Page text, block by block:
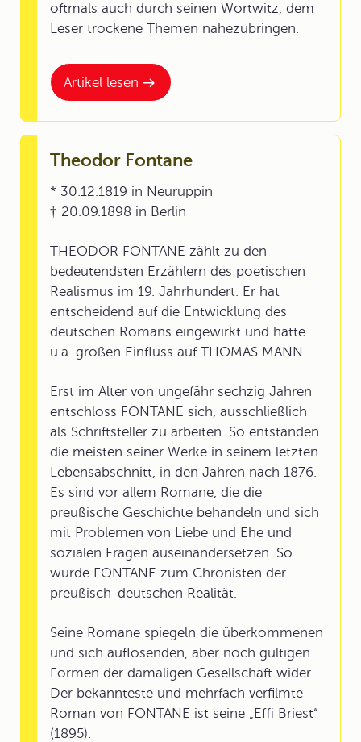
Artikel lesen
oftmals auch durch seinen Wortwitz, dem
Leser trockene Themen nahezubringen.
Theodor Fontane
* 30.12.1819 in Neuruppin
† 20.09.1898 in Berlin
THEODOR FONTANE zählt zu den
bedeutendsten Erzählern des poetischen
Realismus im 19. Jahrhundert. Er hat
entscheidend auf die Entwicklung des
deutschen Romans eingewirkt und hatte
u.a. großen Einfluss auf THOMAS MANN.
Erst im Alter von ungefähr sechzig Jahren
entschloss FONTANE sich, ausschließlich
als Schriftsteller zu arbeiten. So entstanden
die meisten seiner Werke in seinem letzten
Lebensabschnitt, in den Jahren nach 1876.
Es sind vor allem Romane, die die
preußische Geschichte behandeln und sich
mit Problemen von Liebe und Ehe und
sozialen Fragen auseinandersetzen. So
wurde FONTANE zum Chronisten der
preußisch-deutschen Realität.
Seine Romane spiegeln die überkommenen
und sich auflösenden, aber noch gültigen
Formen der damaligen Gesellschaft wider.
Der bekannteste und mehrfach verfilmte
Roman von FONTANE ist seine „Effi Briest“
(1895).